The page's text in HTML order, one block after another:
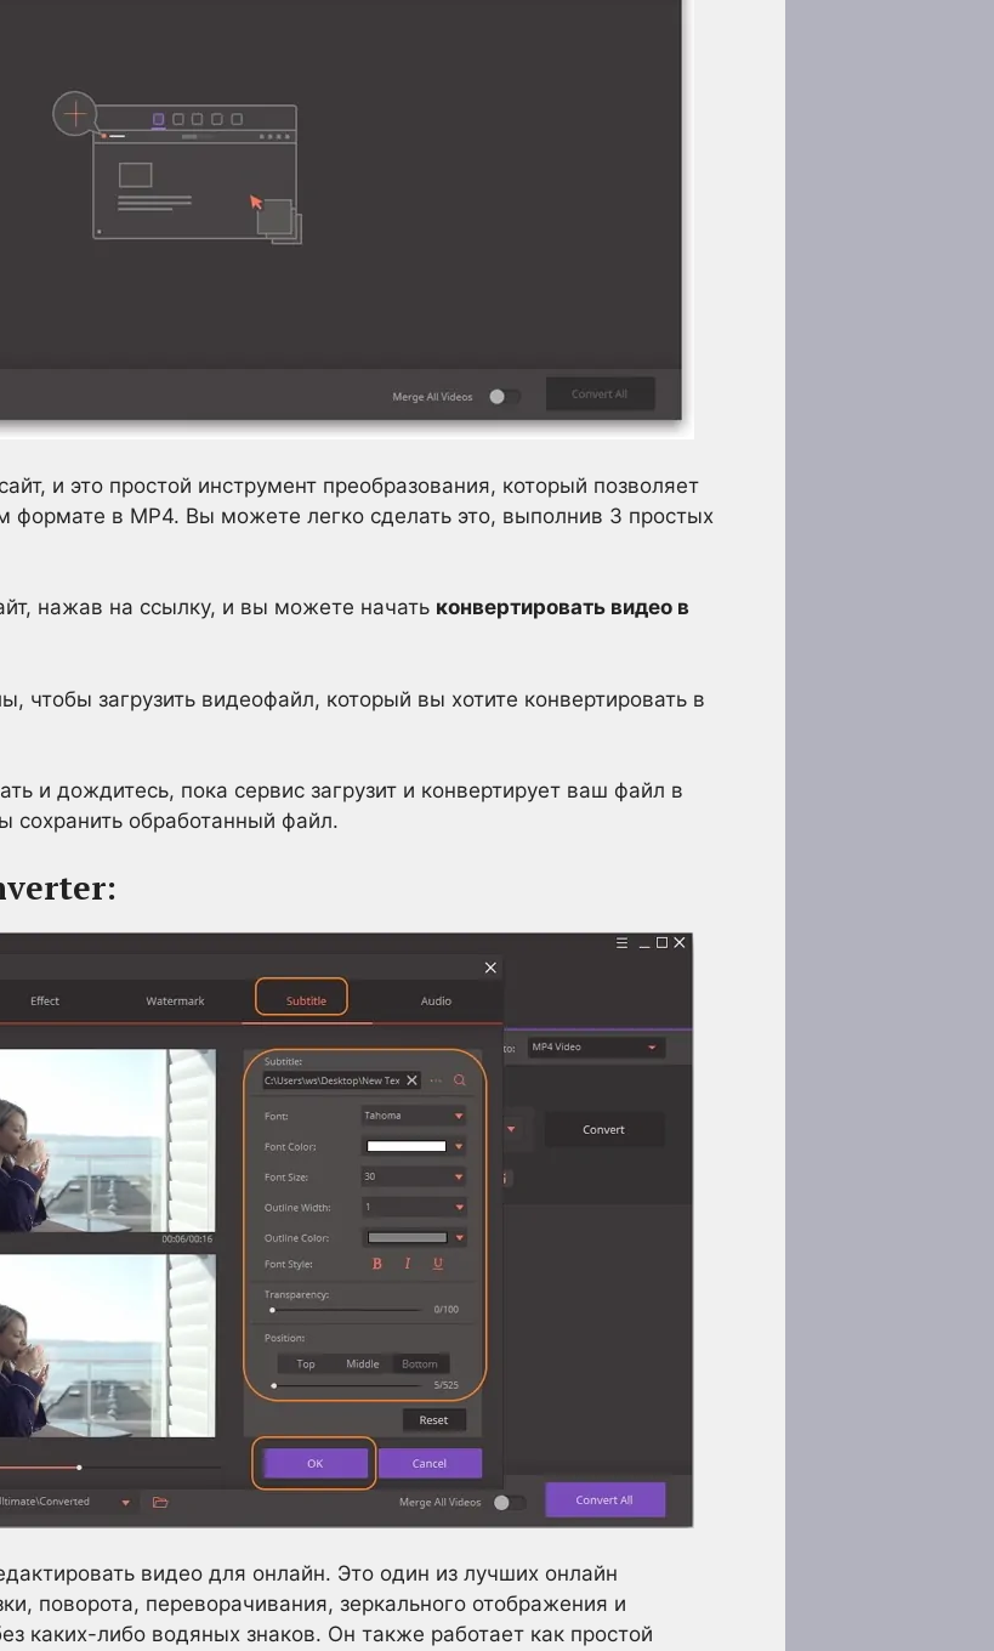
и это простой инструмент преобразования, который позволяет
формате в MP4. Вы можете легко сделать это, выполнив 3 простых
нажав на ссылку, и вы можете начать конвертировать видео в
чтобы загрузить видеофайл, который вы хотите конвертировать в
и дождитесь, пока сервис загрузит и конвертирует ваш файл в
сохранить обработанный файл.
видео для онлайн. Это один из лучших онлайн
поворота, переворачивания, зеркального отображения и
каких-либо водяных знаков. Он также работает как простой